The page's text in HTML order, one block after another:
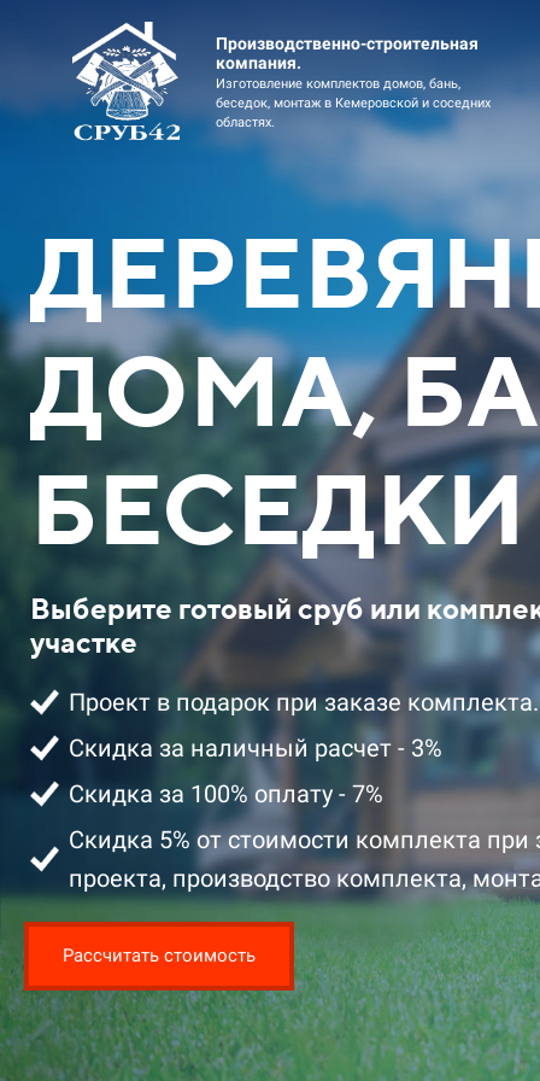
Производственно-строительная
компания.
Изготовление комплектов домов, бань,
беседок, монтаж в Кемеровской и соседних
областях.
ДОМА,
БЕСЕДКИ
Выберите готовый сруб или
участке
Проект в подарок при заказе комплекта.
Скидка за наличный расчет - 3%
Скидка за 100% оплату - 7%
Скидка 5% от стоимости комплекта
проекта, производство комплекта,
Рассчитать стоимость
Дом коттедж 2эт 11х12
Оцилиндрованное бревно
Скидка до 449900 ₽
2 401 100 ₽ цена за комплект со
Подробнее Заказать
Дом
2 329 100 ₽
Подробнее